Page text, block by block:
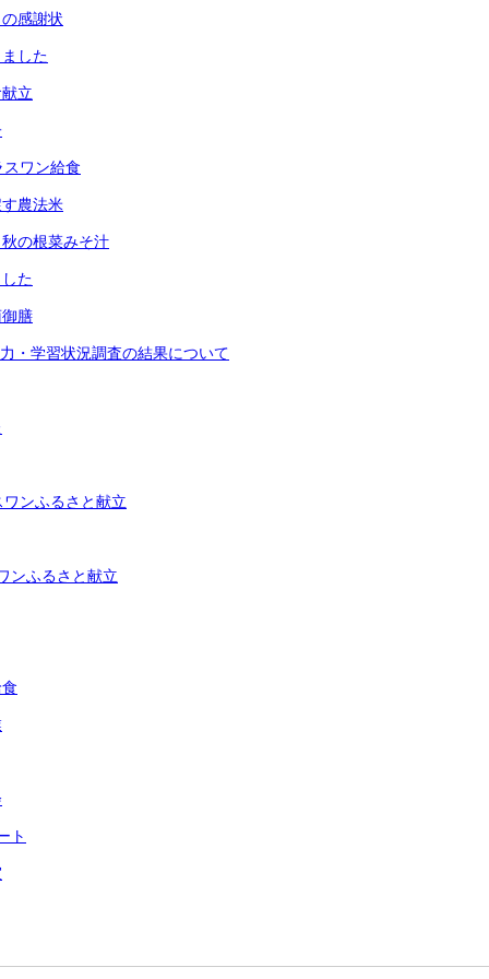
感謝状
した
立
ワン給食
農法米
の根菜みそ汁
た
膳
・学習状況調査の結果について
ンふるさと献立
ンふるさと献立
ト